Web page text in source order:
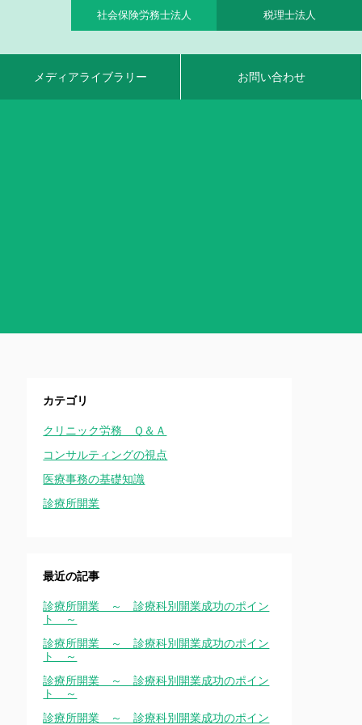
社会保険労務士法人 税理士法人
メディアライブラリー お問い合わせ
カテゴリ
クリニック労務 Ｑ＆Ａ
コンサルティングの視点
医療事務の基礎知識
診療所開業
最近の記事
診療所開業 ～ 診療科別開業成功のポイン
ト ～
診療所開業 ～ 診療科別開業成功のポイン
ト ～
診療所開業 ～ 診療科別開業成功のポイン
ト ～
診療所開業 ～ 診療科別開業成功のポイン